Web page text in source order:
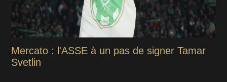
Mercato : l'ASSE à un pas de signer Tamar
Svetlin